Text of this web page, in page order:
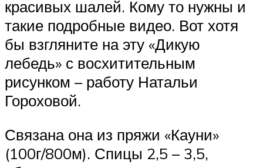
красивых шалей. Кому то нужны и
такие подробные видео. Вот хотя
бы взгляните на эту «Дикую
лебедь» с восхитительным
рисунком – работу Натальи
Гороховой.
Связана она из пряжи «Кауни»
(100г/800м). Спицы 2,5 – 3,5,